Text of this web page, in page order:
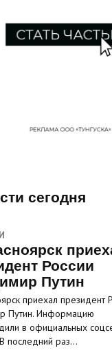
сегодня
России
Путин
приехал президент
Путин. Информацию
в официальных
последний раз…